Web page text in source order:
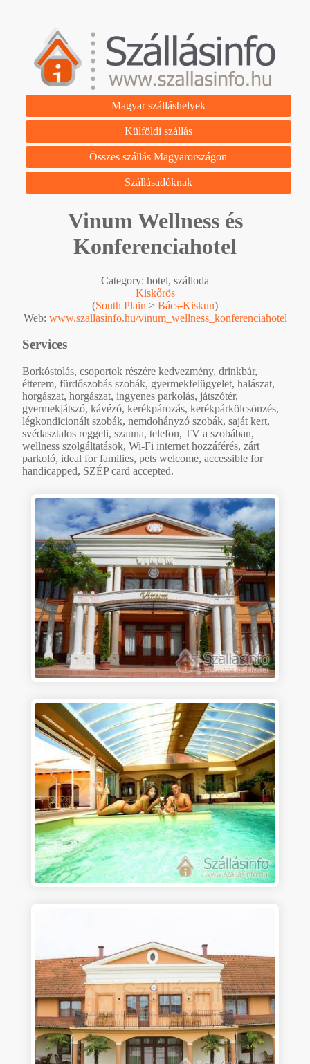
Magyar szálláshelyek
Külföldi szállás
Összes szállás Magyarországon
Szállásadóknak
Vinum Wellness és
Konferenciahotel
Category: hotel, szálloda
Kiskőrös
(South Plain > Bács-Kiskun)
Web: www.szallasinfo.hu/vinum_wellness_konferenciahotel
Services
Borkóstolás, csoportok részére kedvezmény, drinkbár,
étterem, fürdőszobás szobák, gyermekfelügyelet, halászat,
horgászat, horgászat, ingyenes parkolás, játszótér,
gyermekjátszó, kávézó, kerékpározás, kerékpárkölcsönzés,
légkondicionált szobák, nemdohányzó szobák, saját kert,
svédasztalos reggeli, szauna, telefon, TV a szobában,
wellness szolgáltatások, Wi-Fi internet hozzáférés, zárt
parkoló, ideal for families, pets welcome, accessible for
handicapped, SZÉP card accepted.